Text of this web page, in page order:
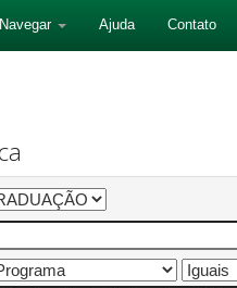
Navegar Ajuda Contato